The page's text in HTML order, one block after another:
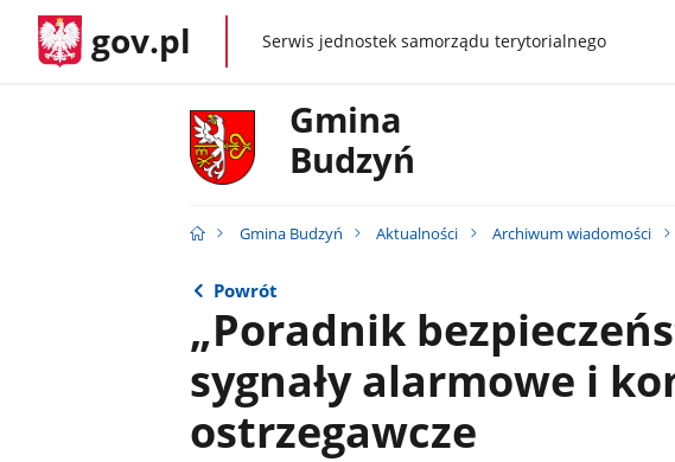
gov.pl gov.plSerwis jednostek samorządu terytorialnego
Gmina
Budzyń
Gmina Budzyń Aktualności Archiwum wiadomości
Powrót
„Poradnik
sygnały alarmowe i
ostrzegawcze